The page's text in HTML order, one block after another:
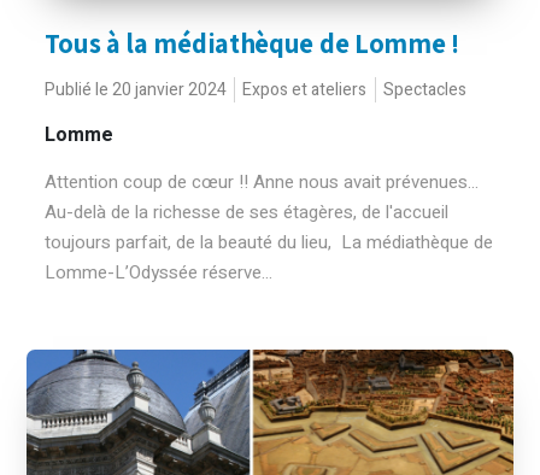
Tous à la médiathèque de Lomme !
Publié le 20 janvier 2024 Expos et ateliers Spectacles
Lomme
Attention coup de cœur !! Anne nous avait prévenues…
Au-delà de la richesse de ses étagères, de l'accueil
toujours parfait, de la beauté du lieu, La médiathèque de
Lomme-L’Odyssée réserve...